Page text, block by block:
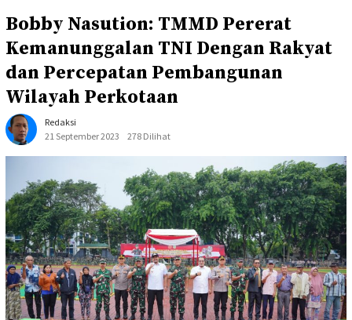
Bobby Nasution: TMMD Pererat
Kemanunggalan TNI Dengan Rakyat
dan Percepatan Pembangunan
Wilayah Perkotaan
Redaksi
21 September 2023
278 Dilihat